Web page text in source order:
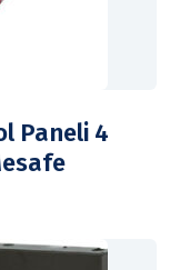
Paneli 4